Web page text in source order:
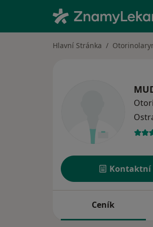
Hlavní Stránka
Kontaktní
Ceník